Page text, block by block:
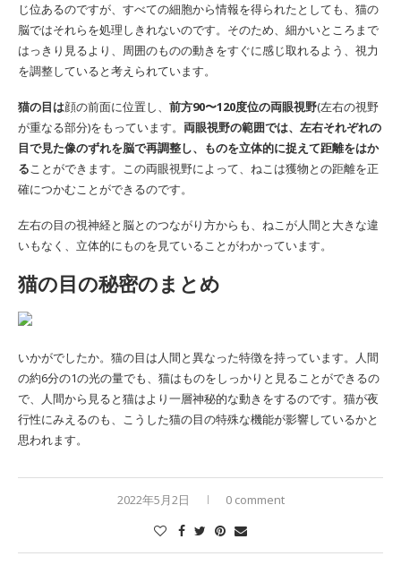
じ位あるのですが、すべての細胞から情報を得られたとしても、猫の
脳ではそれらを処理しきれないのです。そのため、細かいところまで
はっきり見るより、周囲のものの動きをすぐに感じ取れるよう、視力
を調整していると考えられています。
猫の目は顔の前面に位置し、 前方90〜120度位の両眼視野(左右の視野
が重なる部分)をもっています。 両眼視野の範囲では、左右それぞれの
目で見た像のずれを脳で再調整し、ものを立体的に捉えて距離をはか
ることができます。この両眼視野によって、ねこは獲物との距離を正
確につかむことができるのです。
左右の目の視神経と脳とのつながり方からも、ねこが人間と大きな違
いもなく、立体的にものを見ていることがわかっています。
猫の目の秘密のまとめ
いかがでしたか。猫の目は人間と異なった特徴を持っています。人間
の約6分の1の光の量でも、猫はものをしっかりと見ることができるの
で、人間から見ると猫はより一層神秘的な動きをするのです。猫が夜
行性にみえるのも、こうした猫の目の特殊な機能が影響しているかと
思われます。
2022年5月2日 0 comment